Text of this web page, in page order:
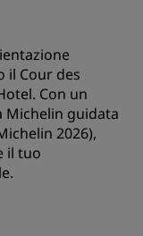
il Cour des
Con un
Michelin guidata
2026),
il tuo